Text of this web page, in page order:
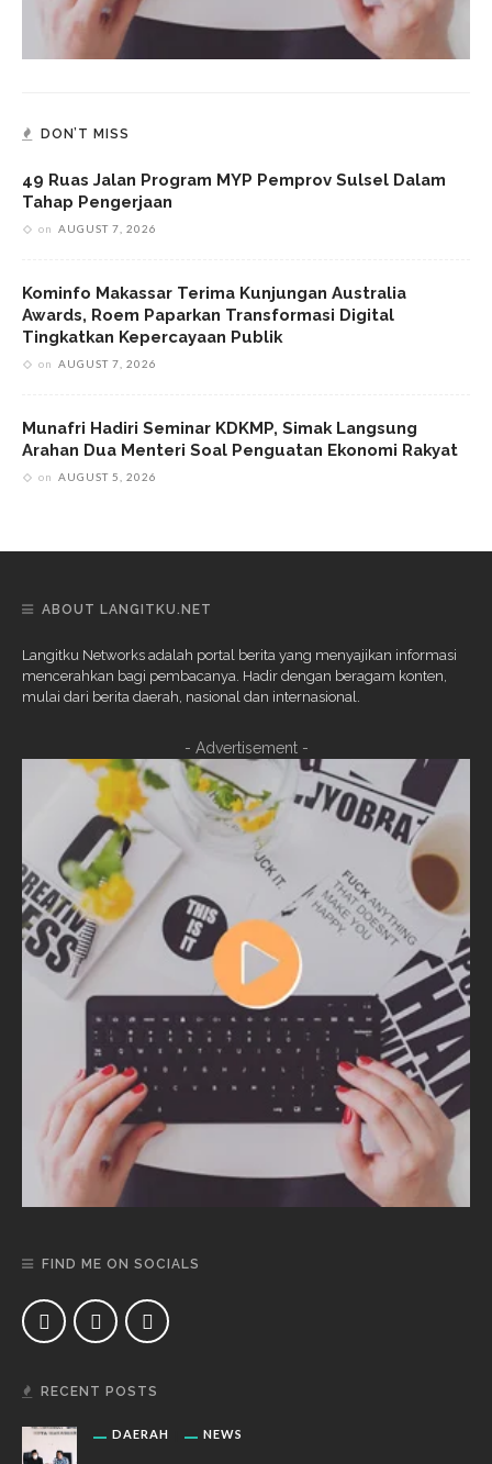
DON’T MISS
49 Ruas Jalan Program MYP Pemprov Sulsel Dalam
Tahap Pengerjaan
on AUGUST 7, 2026
Kominfo Makassar Terima Kunjungan Australia
Awards, Roem Paparkan Transformasi Digital
Tingkatkan Kepercayaan Publik
on AUGUST 7, 2026
Munafri Hadiri Seminar KDKMP, Simak Langsung
Arahan Dua Menteri Soal Penguatan Ekonomi Rakyat
on AUGUST 5, 2026
ABOUT LANGITKU.NET
Langitku Networks adalah portal berita yang menyajikan informasi
mencerahkan bagi pembacanya. Hadir dengan beragam konten,
mulai dari berita daerah, nasional dan internasional.
- Advertisement -
FIND ME ON SOCIALS
RECENT POSTS
DAERAH NEWS